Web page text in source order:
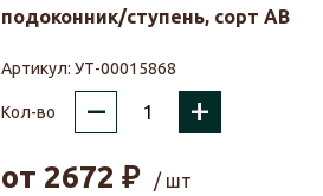
подоконник/ступень, сорт АВ
Артикул: УТ-00015868
Кол-во – +
от 2672 ₽
/ шт